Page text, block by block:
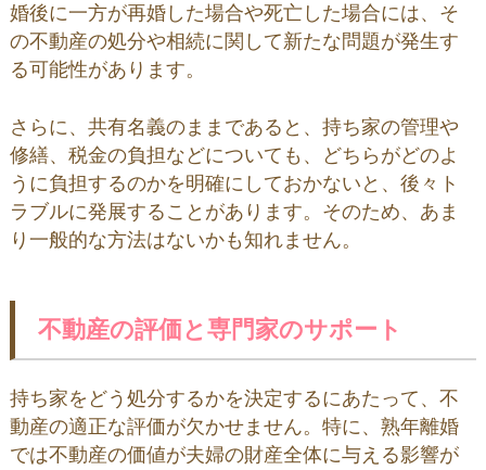
婚後に一方が再婚した場合や死亡した場合には、そ
の不動産の処分や相続に関して新たな問題が発生す
る可能性があります。
さらに、共有名義のままであると、持ち家の管理や
修繕、税金の負担などについても、どちらがどのよ
うに負担するのかを明確にしておかないと、後々ト
ラブルに発展することがあります。そのため、あま
り一般的な方法はないかも知れません。
不動産の評価と専門家のサポート
持ち家をどう処分するかを決定するにあたって、不
動産の適正な評価が欠かせません。特に、熟年離婚
では不動産の価値が夫婦の財産全体に与える影響が